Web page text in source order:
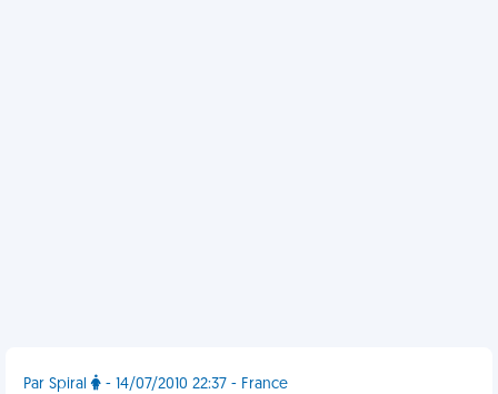
Par Spiral - 14/07/2010 22:37 - France